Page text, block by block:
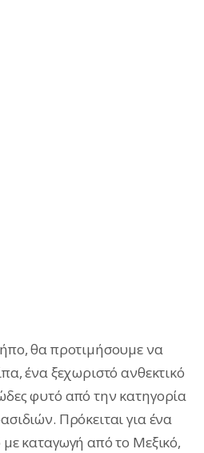
θα προτιμήσουμε να
ένα ξεχωριστό ανθεκτικό
φυτό από την κατηγορία
Πρόκειται για ένα
καταγωγή από το Μεξικό,